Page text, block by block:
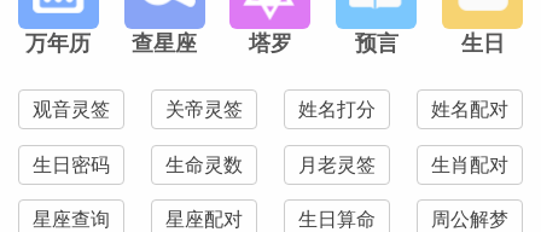
万年历 查星座 塔罗 预言 生日
观音灵签 关帝灵签 姓名打分 姓名配对
生日密码 生命灵数 月老灵签 生肖配对
星座查询 星座配对 生日算命 周公解梦